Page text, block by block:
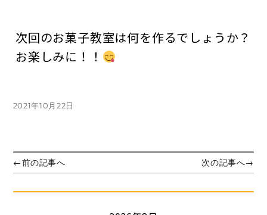
次回のお菓子教室は何を作るでしょうか？
お楽しみに！！
投
2021年10月22日
投
稿
ナ
前
の
稿:
←前の記事へ
の
稿:
次の記事へ→